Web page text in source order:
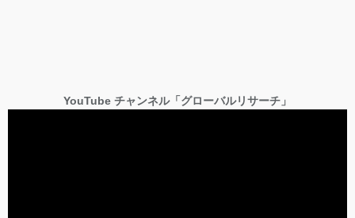
YouTube チャンネル「グローバルリサーチ」